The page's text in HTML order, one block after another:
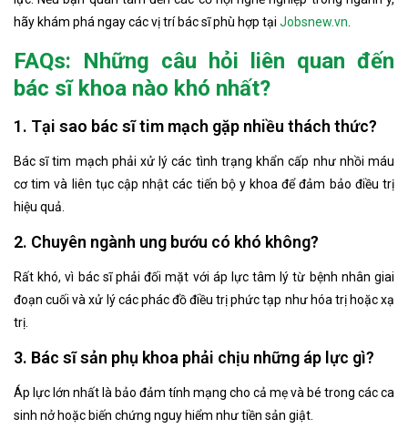
hãy khám phá ngay các vị trí bác sĩ phù hợp tại Jobsnew.vn
FAQs: Những câu hỏi liên quan đến
bác sĩ khoa nào khó nhất?
1. Tại sao bác sĩ tim mạch gặp nhiều thách thức?
Bác sĩ tim mạch phải xử lý các tình trạng khẩn cấp như nhồi máu
cơ tim và liên tục cập nhật các tiến bộ y khoa để đảm bảo điều trị
hiệu quả.
2. Chuyên ngành ung bướu có khó không?
Rất khó, vì bác sĩ phải đối mặt với áp lực tâm lý từ bệnh nhân giai
đoạn cuối và xử lý các phác đồ điều trị phức tạp như hóa trị hoặc xạ
trị.
3. Bác sĩ sản phụ khoa phải chịu những áp lực gì?
Áp lực lớn nhất là bảo đảm tính mạng cho cả mẹ và bé trong các ca
sinh nở hoặc biến chứng nguy hiểm như tiền sản giật.